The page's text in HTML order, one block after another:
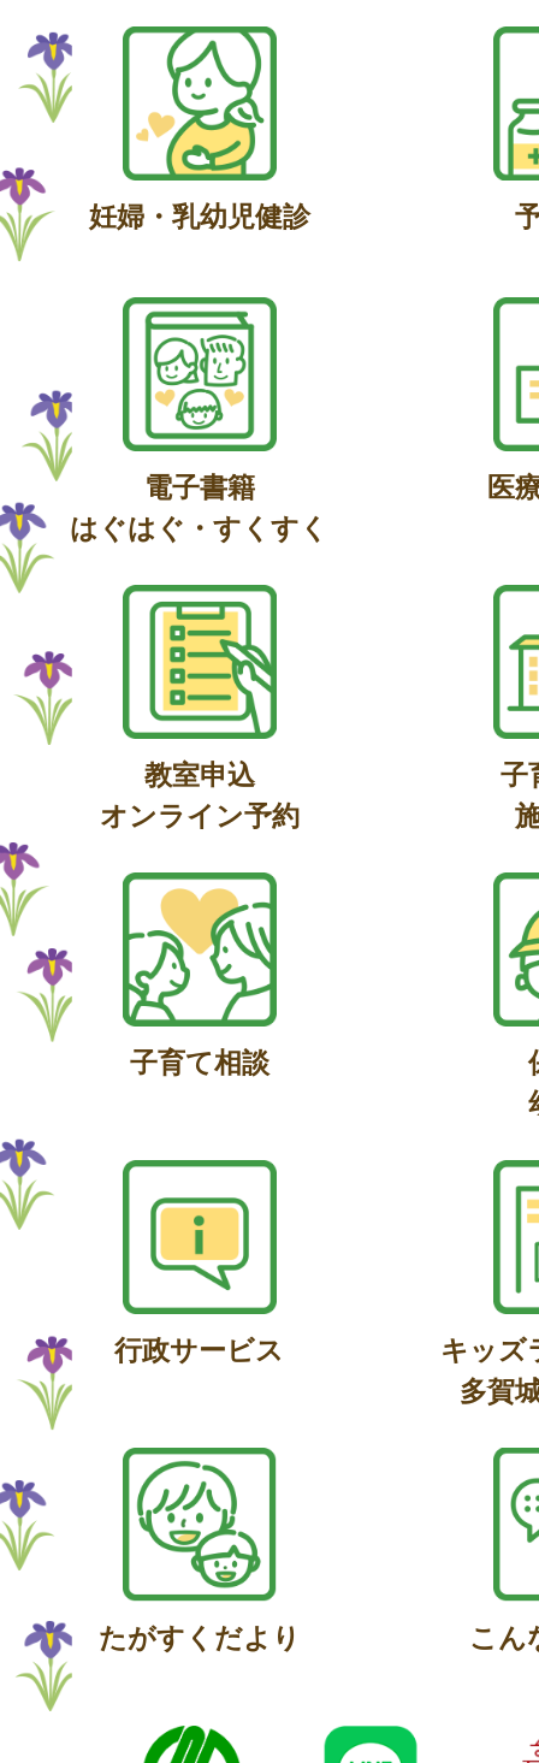
妊婦・乳幼児健診
電子書籍
はぐはぐ・すくすく
医
教室申込
オンライン予約
子
子育て相談
行政サービス
キッズ
多賀
たがすくだより こん